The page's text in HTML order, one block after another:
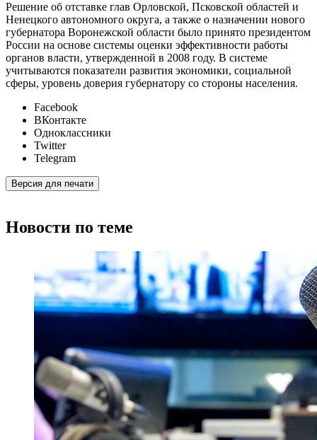
Решение об отставке глав Орловской, Псковской областей и
Ненецкого автономного округа, а также о назначении нового
губернатора Воронежской области было принято президентом
России на основе системы оценки эффективности работы
органов власти, утвержденной в 2008 году. В системе
учитываются показатели развития экономики, социальной
сферы, уровень доверия губернатору со стороны населения.
Facebook
ВКонтакте
Одноклассники
Twitter
Telegram
Версия для печати
Новости по теме